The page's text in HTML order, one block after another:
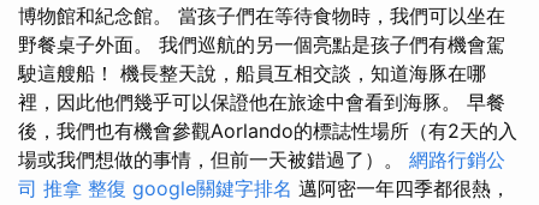
博物館和紀念館。 當孩子們在等待食物時，我們可以坐在
野餐桌子外面。 我們巡航的另一個亮點是孩子們有機會駕
駛這艘船！ 機長整天說，船員互相交談，知道海豚在哪
裡，因此他們幾乎可以保證他在旅途中會看到海豚。 早餐
後，我們也有機會參觀Aorlando的標誌性場所（有2天的入
場或我們想做的事情，但前一天被錯過了）。 網路行銷公
司 推拿 整復 google關鍵字排名 邁阿密一年四季都很熱，